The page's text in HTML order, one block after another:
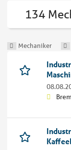
134
Mechaniker